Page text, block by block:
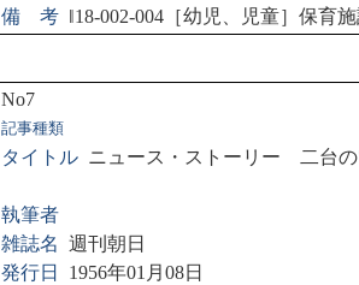
備 考 ‖18-002-004［幼児、児童］保育施
No7
記事種類
タイトル ニュース・ストーリー 二台
執筆者
雑誌名 週刊朝日
発行日
1956年01 月 08日